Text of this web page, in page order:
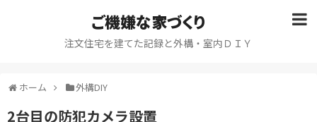
ご機嫌な家づくり
注文住宅を建てた記録と外構・室内ＤＩＹ
ホーム 外構DIY
2台目の防犯カメラ設置